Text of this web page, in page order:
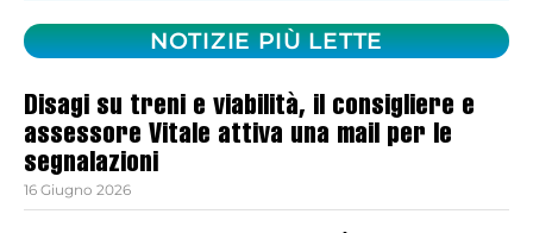
NOTIZIE PIÙ LETTE
Disagi su treni e viabilità, il consigliere e
assessore Vitale attiva una mail per le
segnalazioni
16 Giugno 2026